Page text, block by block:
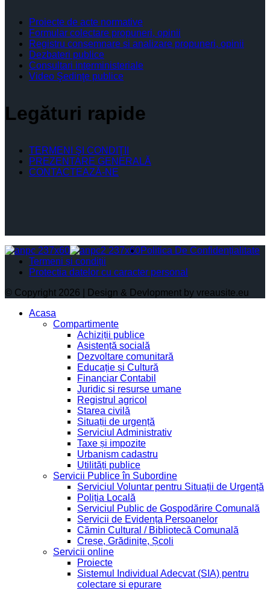
Proiecte de acte normative
Formular colectare propuneri, opinii
Registru consemnare si analizare propuneri, opinii
Dezbateri publice
Consultari interministeriale
Video Şedinţe publice
Legături rapide
TERMENI ŞI CONDIŢII
PREZENTARE GENERALĂ
CONTACTEAZĂ-NE
Politica De Confidențialitate
Termeni și condiții
Protectia datelor cu caracter personal
© Copyright 2026 | Design & Devlopment by vreausite.eu
Acasa
Compartimente
Achiziții publice
Asistență socială
Dezvoltare comunitară
Educație și Cultură
Financiar Contabil
Juridic si resurse umane
Registrul agricol
Starea civilă
Situații de urgență
Serviciul Administrativ
Taxe și impozite
Urbanism cadastru
Utilități publice
Servicii Publice în Subordine
Serviciul Voluntar pentru Situații de Urgență
Poliția Locală
Serviciul Public de Gospodărire Comunală
Servicii de Evidența Persoanelor
Cămin Cultural / Bibliotecă Comunală
Creșe, Grădinițe, Școli
Servicii online
Proiecte
Sistemul Individual Adecvat (SIA) pentru
colectare si epurare